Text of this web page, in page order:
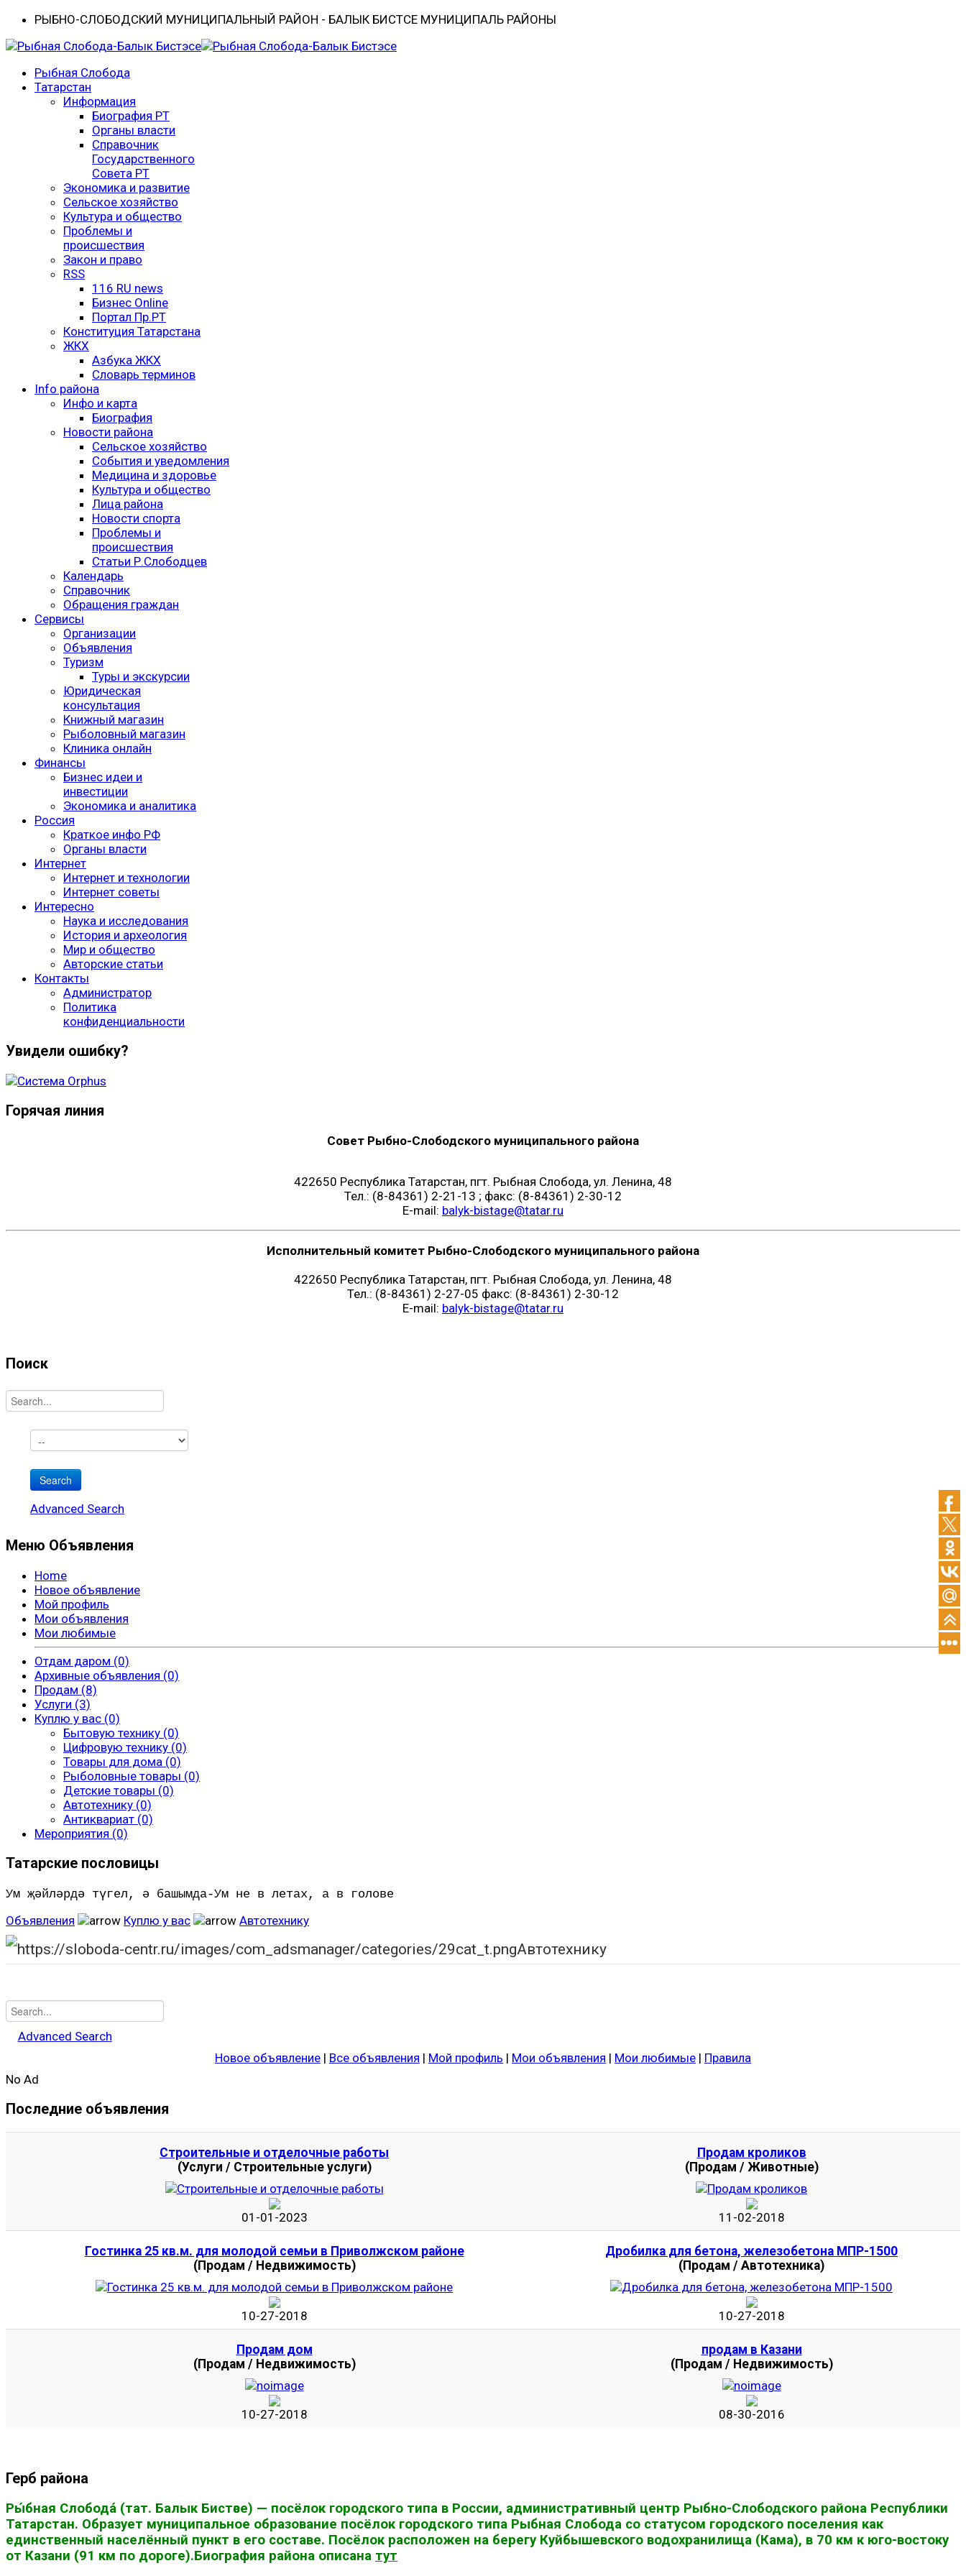
РЫБНО-CЛОБОДСКИЙ МУНИЦИПАЛЬНЫЙ РАЙОН - БАЛЫК БИСТӘСЕ МУНИЦИПАЛЬ РАЙОНЫ
Рыбная Слобода
Татарстан
Информация
Биография РТ
Органы власти
Справочник
Государственного
Совета РТ
Экономика и развитие
Сельское хозяйство
Культура и общество
Проблемы и
происшествия
Закон и право
RSS
116 RU news
Бизнес Online
Портал Пр.РТ
Конституция Татарстана
ЖКХ
Азбука ЖКХ
Словарь терминов
Info района
Инфо и карта
Биография
Новости района
Сельское хозяйство
События и уведомления
Медицина и здоровье
Культура и общество
Лица района
Новости спорта
Проблемы и
происшествия
Статьи Р.Слободцев
Календарь
Справочник
Обращения граждан
Сервисы
Организации
Объявления
Туризм
Туры и экскурсии
Юридическая
консультация
Книжный магазин
Рыболовный магазин
Клиника онлайн
Финансы
Бизнес идеи и
инвестиции
Экономика и аналитика
Россия
Краткое инфо РФ
Органы власти
Интернет
Интернет и технологии
Интернет советы
Интересно
Наука и исследования
История и археология
Мир и общество
Авторские статьи
Контакты
Администратор
Политика
конфиденциальности
Увидели ошибку?
Горячая линия
Совет Рыбно-Слободского муниципального района
422650 Республика Татарстан, пгт. Рыбная Слобода, ул. Ленина, 48
Тел.: (8-84361) 2-21-13 ; факс: (8-84361) 2-30-12
E-mail: balyk-bistage@tatar.ru
Исполнительный комитет Рыбно-Слободского муниципального района
422650 Республика Татарстан, пгт. Рыбная Слобода, ул. Ленина, 48
Тел.: (8-84361) 2-27-05 факс: (8-84361) 2-30-12
E-mail: balyk-bistage@tatar.ru
Поиск
Advanced Search
Меню Объявления
Home
Новое объявление
Мой профиль
Мои объявления
Мои любимые
Отдам даром (0)
Архивные объявления (0)
Продам (8)
Услуги (3)
Куплю у вас (0)
Бытовую технику (0)
Цифровую технику (0)
Товары для дома (0)
Рыболовные товары (0)
Детские товары (0)
Автотехнику (0)
Антиквариат (0)
Мероприятия (0)
Татарские пословицы
Ум җәйләрдә түгел, ә башымда-Ум не в летах, а в голове
Объявления Куплю у вас Автотехнику
Автотехнику
Advanced Search
Новое объявление | Все объявления | Мой профиль | Мои объявления | Мои любимые | Правила
No Ad
Последние объявления
Строительные и отделочные работы
(Услуги / Строительные услуги)
01-01-2023
Продам кроликов
(Продам / Животные)
11-02-2018
Гостинка 25 кв.м. для молодой семьи в Приволжском районе
(Продам / Недвижимость)
10-27-2018
Дробилка для бетона, железобетона МПР-1500
(Продам / Автотехника)
10-27-2018
Продам дом
(Продам / Недвижимость)
10-27-2018
продам в Казани
(Продам / Недвижимость)
08-30-2016
Герб района
Ры́бная Слобода́ (тат. Балык Бистәсе) — посёлок городского типа в России, административный центр Рыбно-Слободского района Республики
Татарстан. Образует муниципальное образование посёлок городского типа Рыбная Слобода со статусом городского поселения как
единственный населённый пункт в его составе. Посёлок расположен на берегу Куйбышевского водохранилища (Кама), в 70 км к юго-востоку
от Казани (91 км по дороге).Биография района описана тут